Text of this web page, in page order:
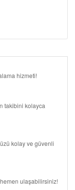
hizmeti!
takibini kolayca
kolay ve güvenli
ulaşabilirsiniz!